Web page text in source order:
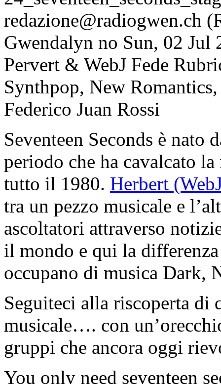
redazione@radiogwen.ch
Gwendalyn no Sun, 02 Jul
Pervert & WebJ Fede
Synthpop, New
Federico Juan Rossi
Seventeen Seconds è nato
periodo che ha cavalcato
tutto il 1980. Herbert
tra un pezzo musicale e
ascoltatori attraverso
il mondo e qui la
occupano di musica Dark,
Seguiteci alla riscoperta di
musicale…. con
gruppi che ancora oggi
You only need seventeen